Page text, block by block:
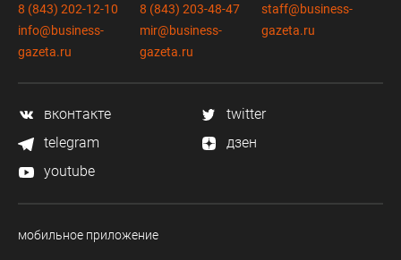
8 (843) 202-12-10
info@business-
gazeta.ru
8 (843) 203-48-47
mir@business-
gazeta.ru
staff@business-
gazeta.ru
вконтакте
twitter
telegram
дзен
youtube
мобильное приложение